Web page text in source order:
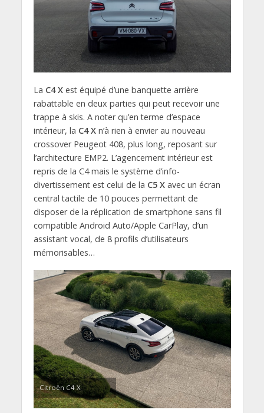
La C4 Xest équipé d’une banquette arrière
rabattable en deux parties qui peut recevoir une
trappe à skis. A noter qu’en terme d’espace
intérieur, la C4 Xn’à rien à envier au nouveau
crossover Peugeot 408, plus long, reposant sur
l’architecture EMP2. L’agencement intérieur est
repris de la C4 mais le système d’info-
divertissement est celui de la C5 Xavec un écran
central tactile de 10 pouces permettant de
disposer de la réplication de smartphone sans fil
compatible Android Auto/Apple CarPlay, d’un
assistant vocal, de 8 profils d’utilisateurs
mémorisables…
Citroën C4 X